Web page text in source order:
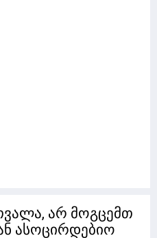
არ მოგცემთ
ასოცირდებიო